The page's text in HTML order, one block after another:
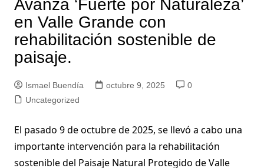
Avanza ‘Fuerte por Naturaleza’
en Valle Grande con
rehabilitación sostenible de
paisaje.
Ismael Buendía octubre 9, 2025
0
Uncategorized
El pasado 9 de octubre de 2025, se llevó a cabo una
importante intervención para la rehabilitación
sostenible del Paisaje Natural Protegido de Valle